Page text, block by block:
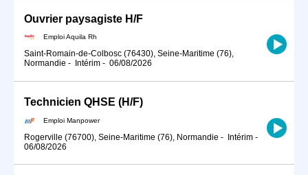
Ouvrier paysagiste H/F
Emploi Aquila Rh
Saint-Romain-de-Colbosc (76430), Seine-Maritime (76),
Normandie - Intérim - 06/08/2026
Technicien QHSE (H/F)
Emploi Manpower
Rogerville (76700), Seine-Maritime (76), Normandie - Intérim -
06/08/2026